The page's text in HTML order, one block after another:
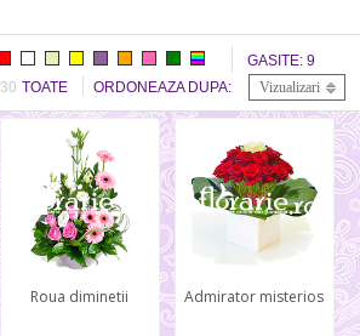
GASITE: 9
30 TOATE ORDONEAZA DUPA: Vizualizari
Roua diminetii Admirator misterios